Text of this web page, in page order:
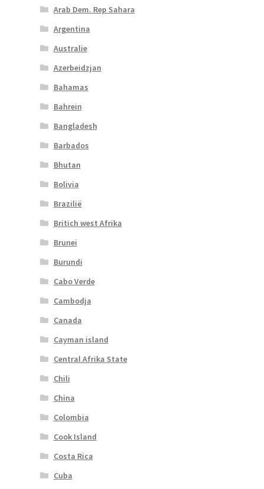
Arab Dem. Rep Sahara
Argentina
Australie
Azerbeidzjan
Bahamas
Bahrein
Bangladesh
Barbados
Bhutan
Bolivia
Brazilië
Britich west Afrika
Brunei
Burundi
Cabo Verde
Cambodja
Canada
Cayman island
Central Afrika State
Chili
China
Colombia
Cook Island
Costa Rica
Cuba